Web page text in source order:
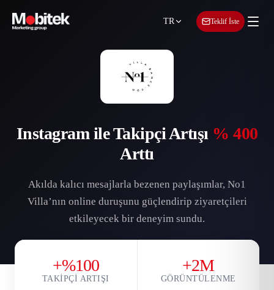
TR Teklif İste
Instagram ile Takipçi Artışı % 400
Arttı
Akılda kalıcı mesajlarla bezenen paylaşımlar, No1
Villa’nın online duruşunu güçlendirip ziyaretçileri
etkileyecek bir deneyim sundu.
+%100
TAKIPÇI ARTIŞI
+2M
GÖRÜNTÜLENME